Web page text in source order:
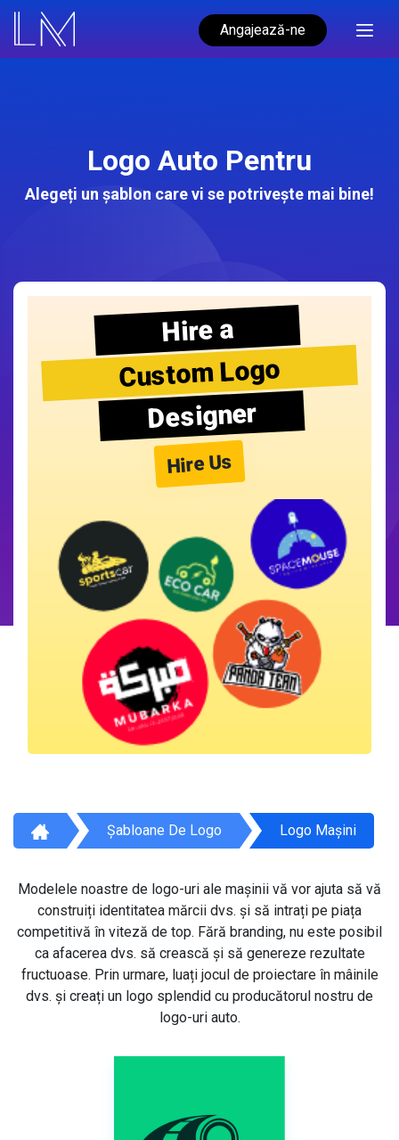
Angajează-ne
Logo Auto Pentru
Alegeți un șablon care vi se potrivește mai bine!
Hire a
Custom Logo
Designer
Hire Us
Șabloane De Logo Logo Mașini
Modelele noastre de logo-uri ale mașinii vă vor ajuta să vă
construiți identitatea mărcii dvs. și să intrați pe piața
competitivă în viteză de top. Fără branding, nu este posibil
ca afacerea dvs. să crească și să genereze rezultate
fructuoase. Prin urmare, luați jocul de proiectare în mâinile
dvs. și creați un logo splendid cu producătorul nostru de
logo-uri auto.